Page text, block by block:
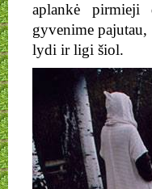
aplankė pirmieji
gyvenime pajutau,
lydi ir ligi šiol.